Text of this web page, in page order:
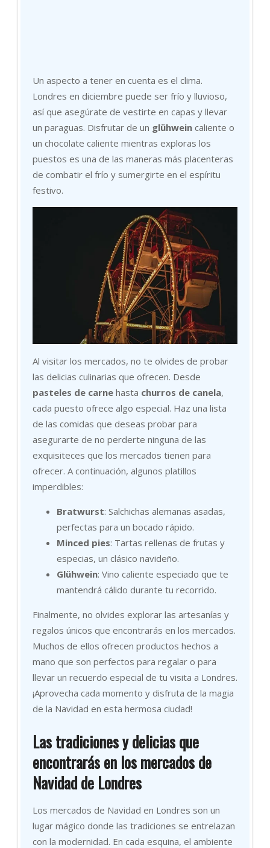
Un aspecto a tener en cuenta es el clima.
Londres en diciembre puede ser frío y lluvioso,
así que asegúrate de vestirte en capas y llevar
un paraguas. Disfrutar de un glühwein caliente o
un chocolate caliente mientras exploras los
puestos es una de las maneras más placenteras
de combatir el frío y sumergirte en el espíritu
festivo.
Al visitar los mercados, no te olvides de probar
las delicias culinarias que ofrecen. Desde
pasteles de carne hasta churros de canela,
cada puesto ofrece algo especial. Haz una lista
de las comidas que deseas probar para
asegurarte de no perderte ninguna de las
exquisiteces que los mercados tienen para
ofrecer. A continuación, algunos platillos
imperdibles:
Bratwurst: Salchichas alemanas asadas,
perfectas para un bocado rápido.
Minced pies: Tartas rellenas de frutas y
especias, un clásico navideño.
Glühwein: Vino caliente especiado que te
mantendrá cálido durante tu recorrido.
Finalmente, no olvides explorar las artesanías y
regalos únicos que encontrarás en los mercados.
Muchos de ellos ofrecen productos hechos a
mano que son perfectos para regalar o para
llevar un recuerdo especial de tu visita a Londres.
¡Aprovecha cada momento y disfruta de la magia
de la Navidad en esta hermosa ciudad!
Las tradiciones y delicias que
encontrarás en los mercados de
Navidad de Londres
Los mercados de Navidad en Londres son un
lugar mágico donde las tradiciones se entrelazan
con la modernidad. En cada esquina, el ambiente